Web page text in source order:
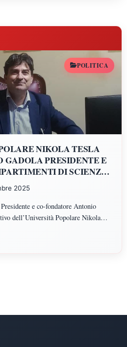
POLITICA
NIKOLA TESLA
PRESIDENTE E
DI SCIENZE
SCIENZE
SCIENZE UMANE,
2025
e co-fondatore Antonio
dell’Università Popolare Nikola
ed Economiche, Scienze